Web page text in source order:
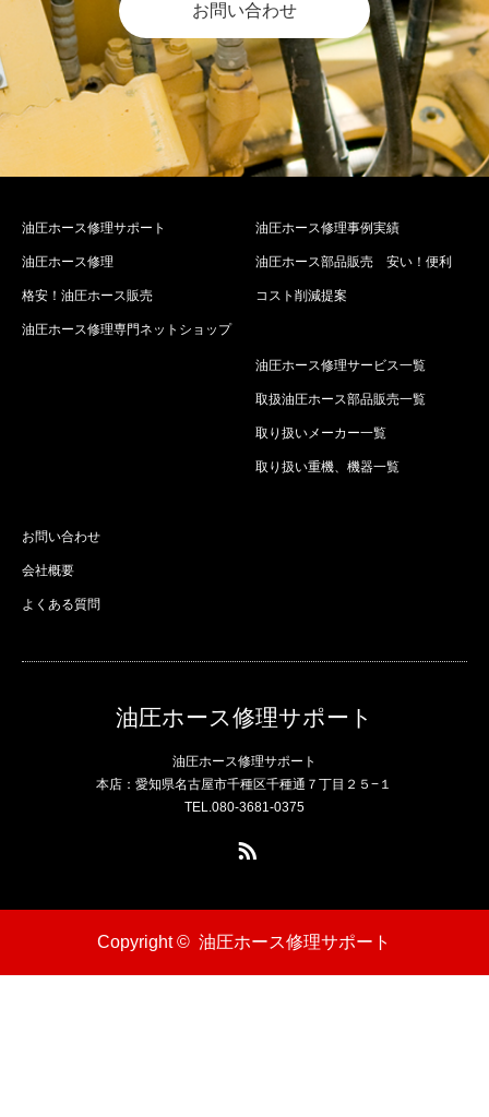
お問い合わせ
油圧ホース修理サポート
油圧ホース修理
格安！油圧ホース販売
油圧ホース修理専門ネットショップ
油圧ホース修理事例実績
油圧ホース部品販売 安い！便利
コスト削減提案
油圧ホース修理サービス一覧
取扱油圧ホース部品販売一覧
取り扱いメーカー一覧
取り扱い重機、機器一覧
お問い合わせ
会社概要
よくある質問
油圧ホース修理サポート
油圧ホース修理サポート
本店：愛知県名古屋市千種区千種通７丁目２５−１
TEL.080-3681-0375
Copyright ©油圧ホース修理サポート